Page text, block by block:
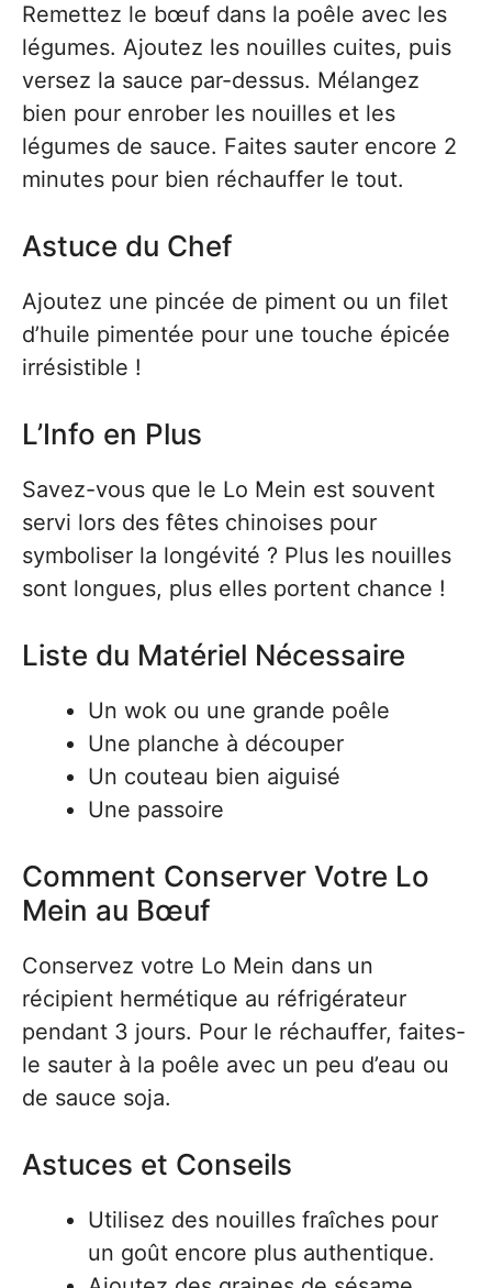
Remettez le bœuf dans la poêle avec les
légumes. Ajoutez les nouilles cuites, puis
versez la sauce par-dessus. Mélangez
bien pour enrober les nouilles et les
légumes de sauce. Faites sauter encore 2
minutes pour bien réchauffer le tout.
Astuce du Chef
Ajoutez une pincée de piment ou un filet
d’huile pimentée pour une touche épicée
irrésistible !
L’Info en Plus
Savez-vous que le Lo Mein est souvent
servi lors des fêtes chinoises pour
symboliser la longévité ? Plus les nouilles
sont longues, plus elles portent chance !
Liste du Matériel Nécessaire
Un wok ou une grande poêle
Une planche à découper
Un couteau bien aiguisé
Une passoire
Comment Conserver Votre Lo
Mein au Bœuf
Conservez votre Lo Mein dans un
récipient hermétique au réfrigérateur
pendant 3 jours. Pour le réchauffer, faites-
le sauter à la poêle avec un peu d’eau ou
de sauce soja.
Astuces et Conseils
Utilisez des nouilles fraîches pour
un goût encore plus authentique.